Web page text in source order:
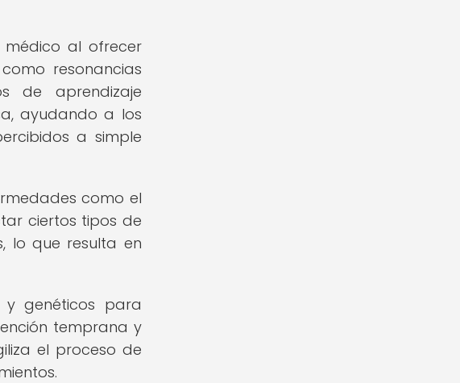
médico al ofrecer
resonancias
de aprendizaje
ayudando a los
a simple
como el
ciertos tipos de
lo que resulta en
genéticos para
temprana y
el proceso de